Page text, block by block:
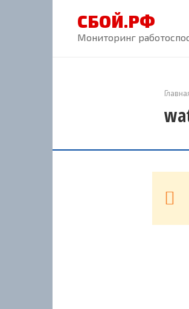
СБОЙ.РФ
Мониторинг